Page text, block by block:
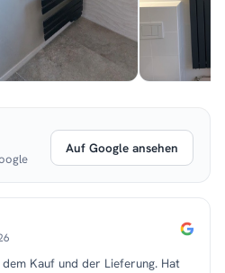
Auf Google ansehen
Kauf und der Lieferung. Hat